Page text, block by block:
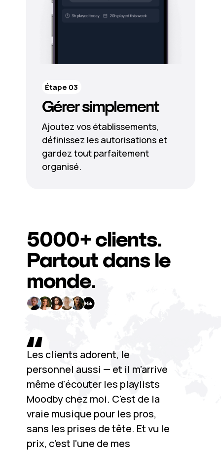
Gérer simplement
Ajoutez vos établissements,
définissez les autorisations et
gardez tout parfaitement
organisé.
Étape 03
Les clients adorent, le
personnel aussi — et il m'arrive
même d'écouter les playlists
Moodby chez moi. C'est de la
vraie musique pour les pros,
sans les prises de tête. Et vu le
prix, c'est l'une de mes
5000+ clients.
Partout dans le
monde.